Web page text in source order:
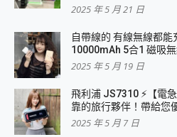
2025 年 5 月 21 日
自帶線的 有線無線都能
10000mAh 5合1 磁吸
2025 年 5 月 19 日
飛利浦 JS7310 ⚡【電
靠的旅行夥伴！帶給您
2025 年 5 月 7 日